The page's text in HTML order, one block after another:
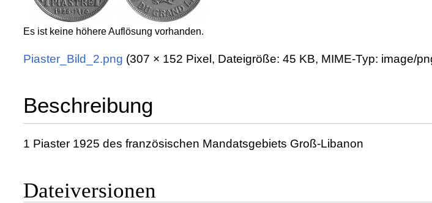
Es ist keine höhere Auflösung vorhanden.
Piaster_Bild_2.png (307 × 152 Pixel, Dateigröße: 45 KB, MIME-Typ: image/
Beschreibung
1 Piaster 1925 des französischen Mandatsgebiets Groß-Libanon
Dateiversionen